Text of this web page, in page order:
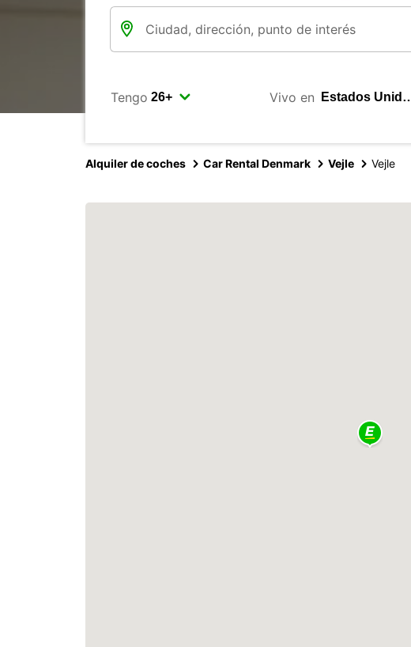
Tengo Vivo en
Alquiler de coches Car Rental Denmark Vejle Vejle